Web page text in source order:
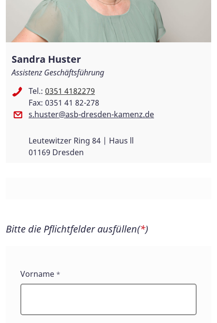
Sandra Huster
Assistenz Geschäftsführung
Tel.: 0351 4182279
Fax: 0351 41 82-278
s.huster@asb-dresden-kamenz.de
Leutewitzer Ring 84 | Haus ll
01169 Dresden
Bitte die Pflichtfelder ausfüllen(*)
Vorname *